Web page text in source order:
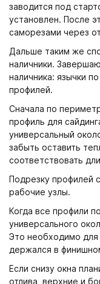
заводится под
установлен. После
саморезами через
Дальше таким же
наличники.
наличника: язычки
профилей.
Сначала по
профиль для
универсальный
забыть оставить
соответствовать
Подрезку профилей
рабочие узлы.
Когда все профили
универсального
Это необходимо
держался в
Если снизу окна
отлива, верхние и